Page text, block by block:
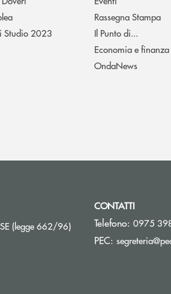
Studio 2023
Rassegna Stampa
Il Punto di...
Economia e finanza
OndaNews
(legge 662/96)Apre una nuova finestra
CONTATTI
Telefono: 0975
PEC: